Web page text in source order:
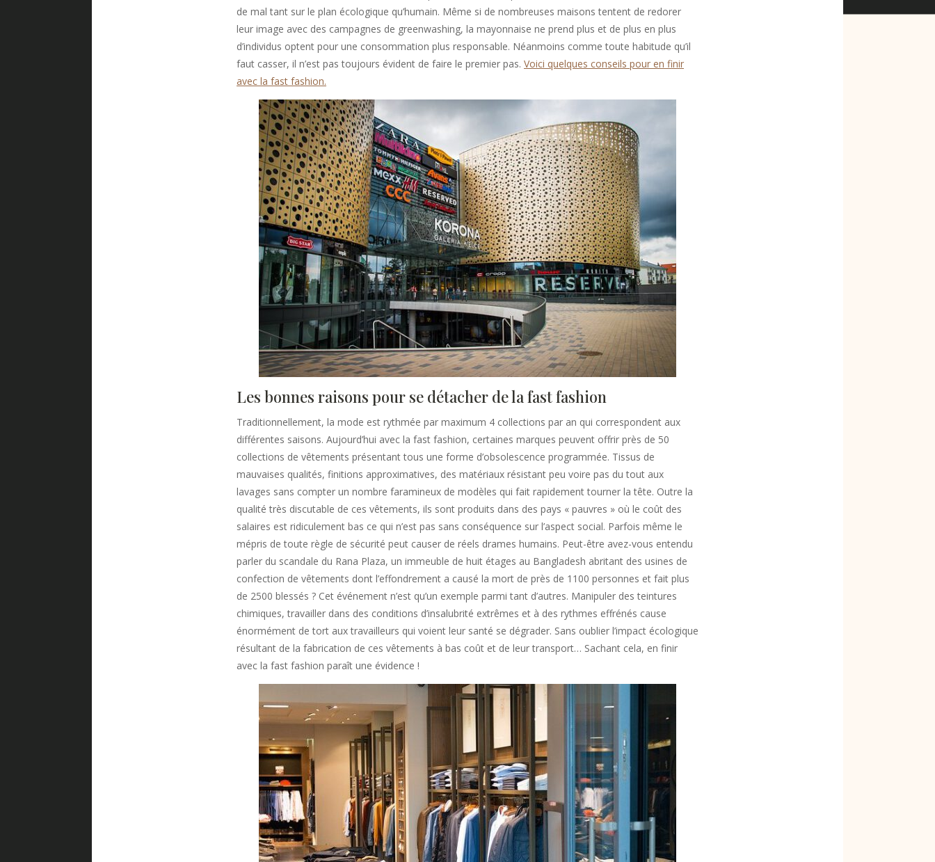
de mal tant sur le plan écologique qu’humain. Même si de nombreuses maisons tentent de redorer
leur image avec des campagnes de greenwashing, la mayonnaise ne prend plus et de plus en plus
d’individus optent pour une consommation plus responsable. Néanmoins comme toute habitude qu’il
faut casser, il n’est pas toujours évident de faire le premier pas. Voici quelques conseils pour en finir
avec la fast fashion.
Les bonnes raisons pour se détacher de la fast fashion
Traditionnellement, la mode est rythmée par maximum 4 collections par an qui correspondent aux
différentes saisons. Aujourd’hui avec la fast fashion, certaines marques peuvent offrir près de 50
collections de vêtements présentant tous une forme d’obsolescence programmée. Tissus de
mauvaises qualités, finitions approximatives, des matériaux résistant peu voire pas du tout aux
lavages sans compter un nombre faramineux de modèles qui fait rapidement tourner la tête. Outre la
qualité très discutable de ces vêtements, ils sont produits dans des pays « pauvres » où le coût des
salaires est ridiculement bas ce qui n’est pas sans conséquence sur l’aspect social. Parfois même le
mépris de toute règle de sécurité peut causer de réels drames humains. Peut-être avez-vous entendu
parler du scandale du Rana Plaza, un immeuble de huit étages au Bangladesh abritant des usines de
confection de vêtements dont l’effondrement a causé la mort de près de 1100 personnes et fait plus
de 2500 blessés ? Cet événement n’est qu’un exemple parmi tant d’autres. Manipuler des teintures
chimiques, travailler dans des conditions d’insalubrité extrêmes et à des rythmes effrénés cause
énormément de tort aux travailleurs qui voient leur santé se dégrader. Sans oublier l’impact écologique
résultant de la fabrication de ces vêtements à bas coût et de leur transport… Sachant cela, en finir
avec la fast fashion paraît une évidence !